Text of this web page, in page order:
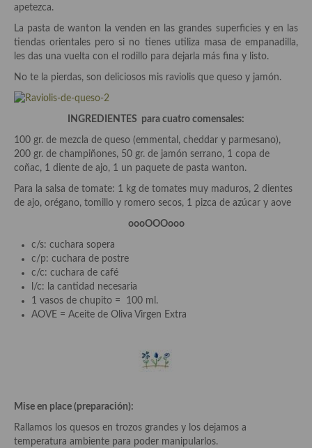
Recetas
Acompañamientos
Aderezos, salsas, vinagretas, especias, hierbas aromáticas o
Especias, mezclas de especias
Hierbas aromáticas
Aceites
Sales y polvos
Salsas y mojos
Adobos
demás
Entrantes y primeros platos
apetezca.
La pasta de wanton la venden en las grandes superficies y en las
tiendas orientales pero si no tienes utiliza masa de empanadilla,
les das una vuelta con el rodillo para dejarla más fina y listo.
No te la pierdas, son deliciosos mis raviolis que queso y jamón.
INGREDIENTES para cuatro comensales:
100 gr. de mezcla de queso (emmental, cheddar y parmesano),
200 gr. de champiñones, 50 gr. de jamón serrano, 1 copa de
coñac, 1 diente de ajo, 1 un paquete de pasta wanton.
Para la salsa de tomate: 1 kg de tomates muy maduros, 2 dientes
de ajo, orégano, tomillo y romero secos, 1 pizca de azúcar y aove
oooOOOooo
c/s: cuchara sopera
c/p: cuchara de postre
c/c: cuchara de café
l/c: la cantidad necesaria
1 vasos de chupito = 100 ml.
AOVE = Aceite de Oliva Virgen Extra
Mise en place (preparación):
Rallamos los quesos en trozos grandes y los dejamos a
temperatura ambiente para poder manipularlos.